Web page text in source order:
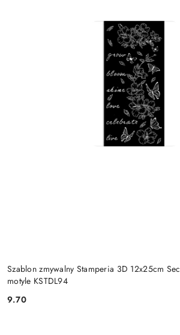
Szablon zmywalny Stamperia 3D 12x25cm
motyle KSTDL94
Cena:
9.70